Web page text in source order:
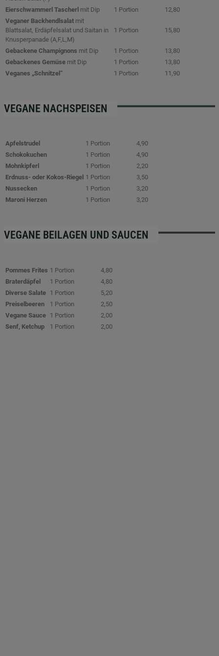
Eierschwammerl Tascherl mit Dip 1 Portion
12,80
Veganer Backhendlsalat mit
Blattsalat, Erdäpfelsalat und Saitan in
Knusperpanade (A,F,L,M)
1 Portion 15,80
Gebackene Champignons mit Dip 1 Portion
13,80
Gebackenes Gemüse mit Dip 1 Portion
13,80
Veganes „Schnitzel“
1 Portion 11,90
VEGANE NACHSPEISEN
Apfelstrudel 1 Portion
4,90
Schokokuchen
1 Portion
4,90
Mohnkipferl
1 Portion
2,20
Erdnuss- oder Kokos-Riegel 1 Portion
3,50
Nussecken
1 Portion
3,20
Maroni Herzen
1 Portion 3,20
VEGANE BEILAGEN UND SAUCEN
Pommes Frites 1 Portion
4,80
Braterdäpfel
1 Portion
4,80
Diverse Salate 1 Portion
5,20
Preiselbeeren
1 Portion
2,50
Vegane Sauce 1 Portion
2,00
Senf, Ketchup
1 Portion 2,00